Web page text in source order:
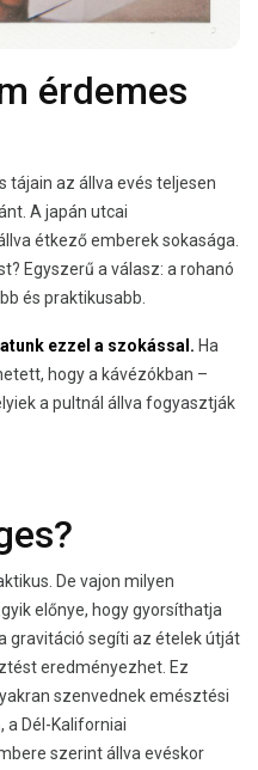
érdemes
tájain az állva evés teljesen
A japán utcai
étkező emberek sokasága.
Egyszerű a válasz: a rohanó
és praktikusabb.
ezzel a szokással. Ha
hogy a kávézókban –
a pultnál állva fogyasztják
De vajon milyen
előnye, hogy gyorsíthatja
gravitáció segíti az ételek útját
eredményezhet. Ez
szenvednek emésztési
a Dél-Kaliforniai
szerint állva evéskor